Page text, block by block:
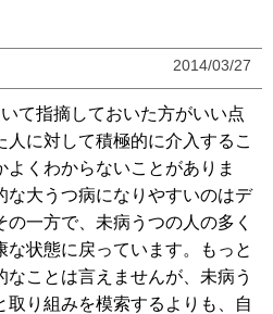
2014/03/27
て指摘しておいた方がいい点
人に対して積極的に介入するこ
くわからないことがありま
な大うつ病になりやすいのはデ
一方で、未病うつの人の多く
な状態に戻っています。もっと
ことは言えませんが、未病う
取り組みを模索するよりも、自